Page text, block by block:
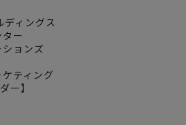
ィングス
ー
ョンズ
ティング
ー】